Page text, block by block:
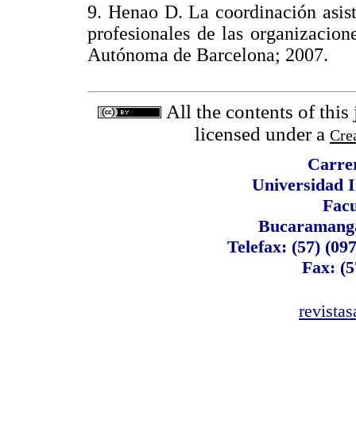
9. Henao D. La coordinación
profesionales de las
Autónoma de Barcelona;
All the contents of this
licensed under a
Universidad
Telefax: (57)
Fax: